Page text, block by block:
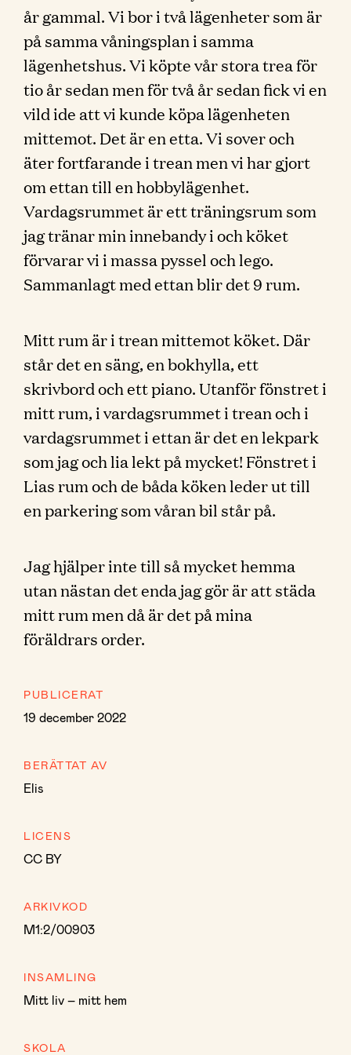
år gammal. Vi bor i två lägenheter som är
på samma våningsplan i samma
lägenhetshus. Vi köpte vår stora trea för
tio år sedan men för två år sedan fick vi en
vild ide att vi kunde köpa lägenheten
mittemot. Det är en etta. Vi sover och
äter fortfarande i trean men vi har gjort
om ettan till en hobbylägenhet.
Vardagsrummet är ett träningsrum som
jag tränar min innebandy i och köket
förvarar vi i massa pyssel och lego.
Sammanlagt med ettan blir det 9 rum.
Mitt rum är i trean mittemot köket. Där
står det en säng, en bokhylla, ett
skrivbord och ett piano. Utanför fönstret i
mitt rum, i vardagsrummet i trean och i
vardagsrummet i ettan är det en lekpark
som jag och lia lekt på mycket! Fönstret i
Lias rum och de båda köken leder ut till
en parkering som våran bil står på.
Jag hjälper inte till så mycket hemma
utan nästan det enda jag gör är att städa
mitt rum men då är det på mina
föräldrars order.
PUBLICERAT
19 december 2022
BERÄTTAT AV
Elis
LICENS
CC BY
ARKIVKOD
M1:2/00903
INSAMLING
Mitt liv – mitt hem
SKOLA